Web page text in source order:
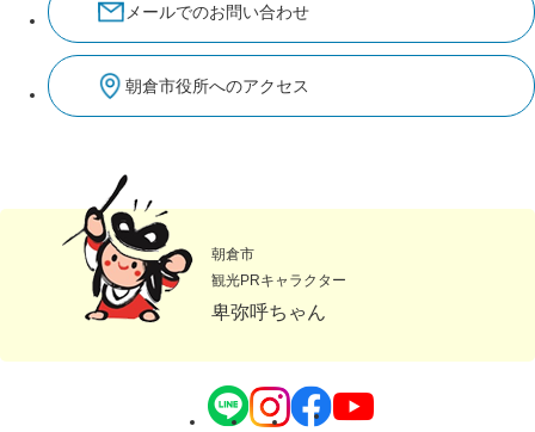
メールでのお問い合わせ
朝倉市役所へのアクセス
朝倉市
観光PRキャラクター
卑弥呼ちゃん